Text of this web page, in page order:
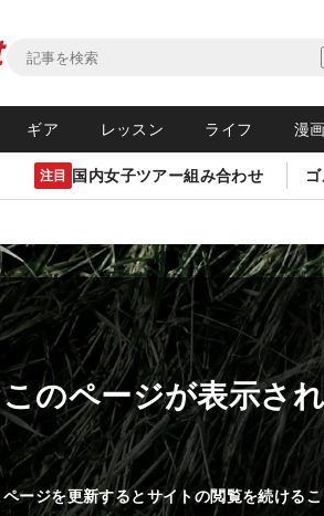
ギア レッスン ライフ 漫画
注目 国内女子ツアー組み合わせ
このページが表示さ
ページを更新するとサイトの閲覧を続けるこ